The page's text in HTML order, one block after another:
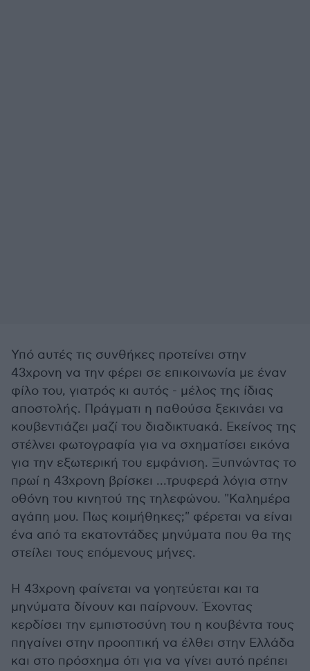
Υπό αυτές τις συνθήκες προτείνει στην
43χρονη να την φέρει σε επικοινωνία με έναν
φίλο του, γιατρός κι αυτός - μέλος της ίδιας
αποστολής. Πράγματι η παθούσα ξεκινάει να
κουβεντιάζει μαζί του διαδικτυακά. Εκείνος της
στέλνει φωτογραφία για να σχηματίσει εικόνα
για την εξωτερική του εμφάνιση. Ξυπνώντας το
πρωί η 43χρονη βρίσκει ...τρυφερά λόγια στην
οθόνη του κινητού της τηλεφώνου. "Καλημέρα
αγάπη μου. Πως κοιμήθηκες;" φέρεται να είναι
ένα από τα εκατοντάδες μηνύματα που θα της
στείλει τους επόμενους μήνες.
Η 43χρονη φαίνεται να γοητεύεται και τα
μηνύματα δίνουν και παίρνουν. Έχοντας
κερδίσει την εμπιστοσύνη του η κουβέντα τους
πηγαίνει στην προοπτική να έλθει στην Ελλάδα
και στο πρόσχημα ότι για να γίνει αυτό πρέπει